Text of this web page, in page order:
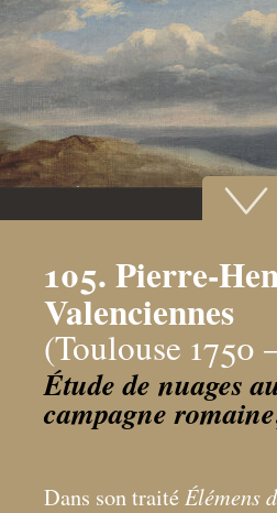
105. Pierre-
Valenciennes
(Toulouse 1750
Étude de nuages
campagne romaine
Dans son traité Élémens